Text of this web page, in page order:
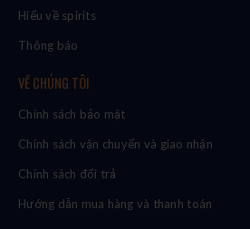
Hiểu về spirits
Thông báo
VỀ CHÚNG TÔI
Chính sách bảo mật
Chính sách vận chuyển và giao nhận
Chính sách đổi trả
Hướng dẫn mua hàng và thanh toán